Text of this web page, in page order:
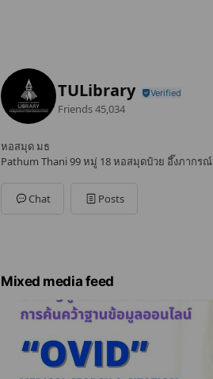
TULibrary
Friends45,034
หอสมุด มธ
Pathum Thani 99 หมู่ 18 หอสมุดป๋วย อึ๊งภากรณ์
Chat Posts
Mixed media feed